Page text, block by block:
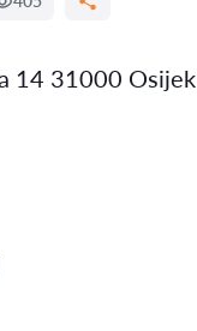
14 31000 Osijek